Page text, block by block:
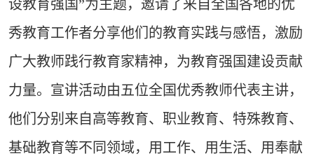
设教育强国”为主题，邀请了来自全国各地的优
秀教育工作者分享他们的教育实践与感悟，激励
广大教师践行教育家精神，为教育强国建设贡献
力量。宣讲活动由五位全国优秀教师代表主讲，
他们分别来自高等教育、职业教育、特殊教育、
基础教育等不同领域，用工作、用生活、用奉献